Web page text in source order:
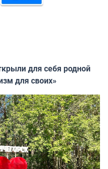
для себя родной
для своих»